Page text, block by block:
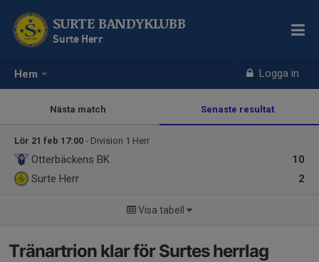
Hem Logga in
SURTE BANDYKLUBB
Surte Herr
Nästa match Senaste resultat
Lör 21 feb 17:00 - Division 1 Herr
10
Otterbäckens BK
2
Surte Herr
Visa tabell
Tränartrion klar för Surtes herrlag